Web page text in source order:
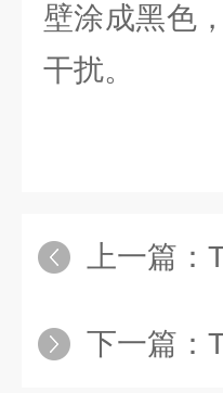
壁涂成黑色
干扰。
上一篇：
下一篇：